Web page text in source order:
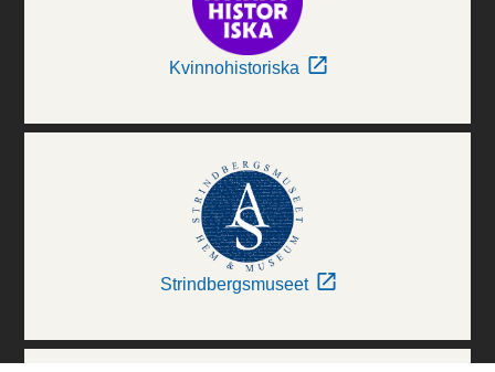
Kvinnohistoriska
Strindbergsmuseet